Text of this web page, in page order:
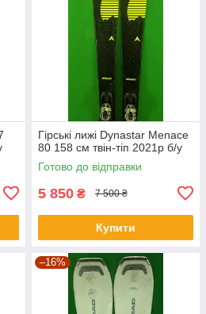
Гірські лижі Dynastar Menace
80 158 см твін-тіп 2021р б/у
Готово до відправки
5 850 ₴ 7 500 ₴
Купити
–16%